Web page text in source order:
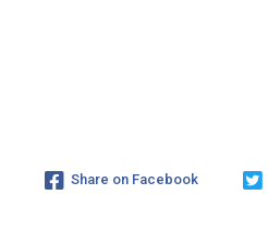
Share on Facebook